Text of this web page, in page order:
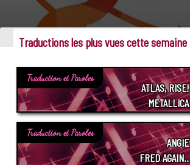
Traductions les plus vues cette semaine
Traduction et Paroles
ATLAS, RISE!
METALLICA
Traduction et Paroles
ANGIE
FRED AGAIN..